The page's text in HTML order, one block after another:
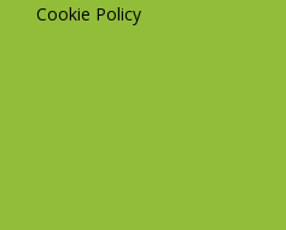
Cookie Policy